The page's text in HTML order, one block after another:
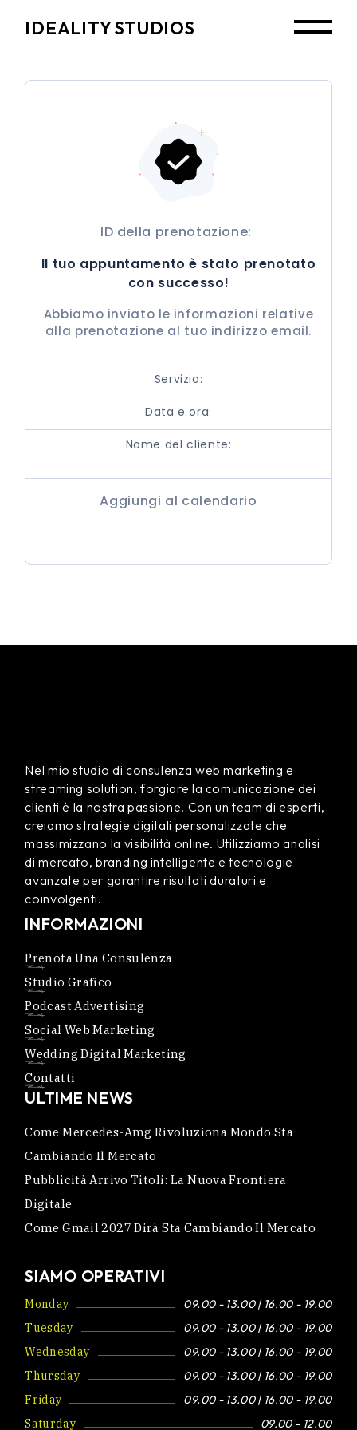
IDEALITY STUDIOS
ID della prenotazione:
Il tuo appuntamento è stato prenotato
con successo!
Abbiamo inviato le informazioni relative
alla prenotazione al tuo indirizzo email.
Servizio:
Data e ora:
Nome del cliente:
Aggiungi al calendario
Nel mio studio di consulenza web marketing e
streaming solution, forgiare la comunicazione dei
clienti è la nostra passione. Con un team di esperti,
creiamo strategie digitali personalizzate che
massimizzano la visibilità online. Utilizziamo analisi
di mercato, branding intelligente e tecnologie
avanzate per garantire risultati duraturi e
coinvolgenti.
INFORMAZIONI
Prenota Una Consulenza
Studio Grafico
Podcast Advertising
Social Web Marketing
Wedding Digital Marketing
Contatti
ULTIME NEWS
Come Mercedes-Amg Rivoluziona Mondo Sta
Cambiando Il Mercato
Pubblicità Arrivo Titoli: La Nuova Frontiera
Digitale
Come Gmail 2027 Dirà Sta Cambiando Il Mercato
SIAMO OPERATIVI
Monday
09.00 - 13.00 | 16.00 - 19.00
Tuesday
09.00 - 13.00 | 16.00 - 19.00
Wednesday
09.00 - 13.00 | 16.00 - 19.00
Thursday
09.00 - 13.00 | 16.00 - 19.00
Friday
09.00 - 13.00 | 16.00 - 19.00
Saturday
09.00 - 12.00